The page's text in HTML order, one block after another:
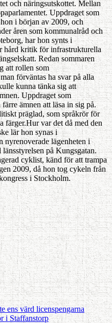
och näringsutskottet. Mellan
Uppdraget som
i början av 2009, och
åren som kommunalråd och
har hon synts i
hård kritik för infrastrukturella
Redan sommaren
att rollen som
förväntas ha svar på alla
kunna tänka sig att
Uppdraget som
ämnen att läsa in sig på.
präglad, som språkrör för
färger.Hur var det då med den
lär hon synas i
nyrenoverade lägenheten i
på Kungsgatan.
cyklist, känd för att trampa
2009, då hon tog cykeln från
i Stockholm.
ens värd licenspengarna
i Staffanstorp